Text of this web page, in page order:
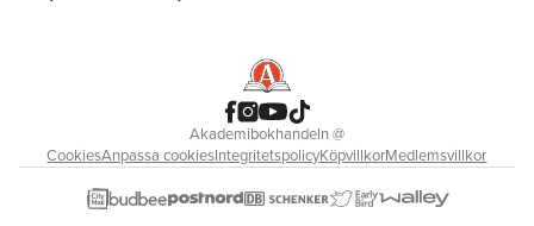
Akademibokhandeln@
CookiesAnpassa cookiesIntegritetspolicyKöpvillkorMedlemsvillkor